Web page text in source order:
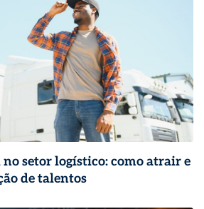
setor logístico: como atrair e
de talentos